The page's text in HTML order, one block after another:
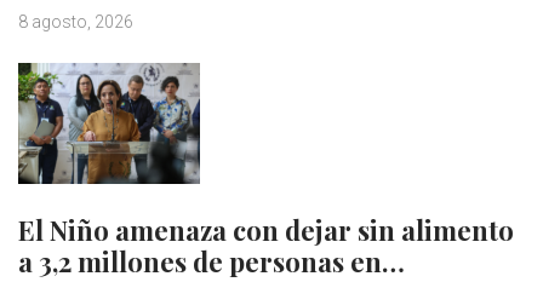
8 agosto, 2026
El Niño amenaza con dejar sin alimento
a 3,2 millones de personas en…